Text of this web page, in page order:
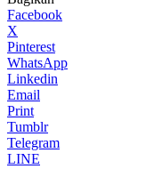
Facebook
X
Pinterest
WhatsApp
Linkedin
Email
Print
Tumblr
Telegram
LINE